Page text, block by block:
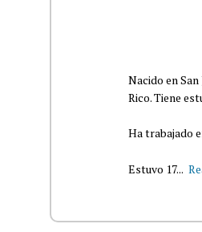
Nacido en
Rico. Tiene
Ha trabajado
Estuvo 17...